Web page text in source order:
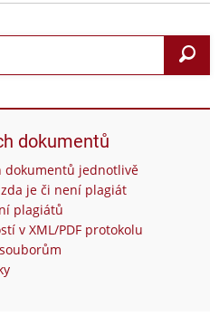
dokumentů
dokumentů jednotlivě
je či není plagiát
plagiátů
v XML/PDF protokolu